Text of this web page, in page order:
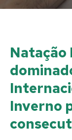
Natação
Inverno